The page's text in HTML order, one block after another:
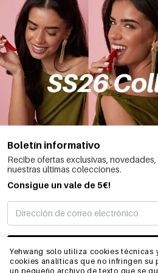
Yehwang solo utiliza cookies técnicas
cookies analíticas que no infringen su
un pequeño archivo de texto que se
Boletín informativo
Recibe ofertas exclusivas,
nuestras últimas colecciones.
Consigue un vale de 5€!